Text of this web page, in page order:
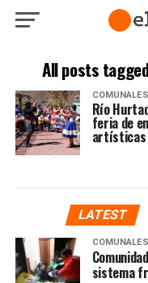
All posts
COMUNALES
Río
feria de
artísticas
LATEST
COMUNALES
sistema